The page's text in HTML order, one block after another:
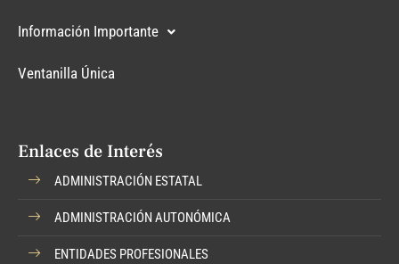
Información Importante
Ventanilla Única
Enlaces de Interés
ADMINISTRACIÓN ESTATAL
ADMINISTRACIÓN AUTONÓMICA
ENTIDADES PROFESIONALES